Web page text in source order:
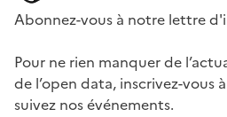
Abonnez-vous à notre lettre
Pour ne rien manquer de
de l’open data, inscrivez-vous
suivez nos événements.